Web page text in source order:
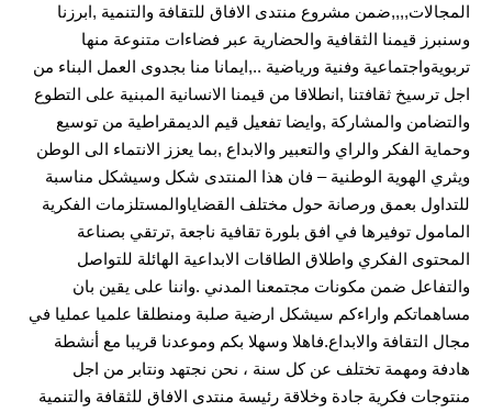
المجالات,,,,ضمن مشروع منتدى الافاق للتقافة والتنمية ,ابرزنا
وسنبرز قيمنا الثقافية والحضارية عبر فضاءات متنوعة منها
تربويةواجتماعية وفنية ورياضية ..,ايمانا منا بجدوى العمل البناء من
اجل ترسيخ ثقافتنا ,انطلاقا من قيمنا الانسانية المبنية على التطوع
والتضامن والمشاركة ,وايضا تفعيل قيم الديمقراطية من توسيع
وحماية الفكر والراي والتعبير والابداع ,بما يعزز الانتماء الى الوطن
ويثري الهوية الوطنية – فان هذا المنتدى شكل وسيشكل مناسبة
للتداول بعمق ورصانة حول مختلف القضاياوالمستلزمات الفكرية
المامول توفيرها في افق بلورة تقافية ناجعة ,ترتقي بصناعة
المحتوى الفكري واطلاق الطاقات الابداعية الهائلة للتواصل
والتفاعل ضمن مكونات مجتمعنا المدني .واننا على يقين بان
مساهماتكم واراءكم سيشكل ارضية صلبة ومنطلقا علميا عمليا في
مجال التقافة والابداع.فاهلا وسهلا بكم وموعدنا قريبا مع أنشطة
هادفة ومهمة تختلف عن كل سنة ، نحن نجتهد ونتابر من اجل
منتوجات فكرية جادة وخلاقة رئيسة منتدى الافاق للثقافة والتنمية